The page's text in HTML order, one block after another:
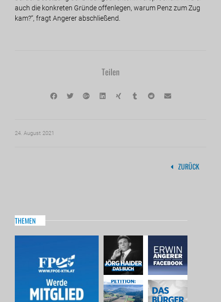
auch die konkreten Gründe offenlegen, warum Penz zum Zug
kam?“, fragt Angerer abschließend.
Teilen
24. August 2021
ZURÜCK
THEMEN